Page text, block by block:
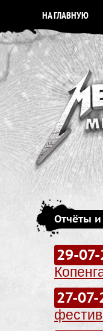
НА ГЛАВНУЮ
Отчёты
29-
27-